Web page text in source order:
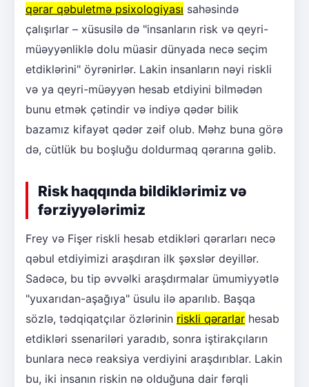
qərar qəbuletmə psixologiyası sahəsində
çalışırlar – xüsusilə də "insanların risk və qeyri-
müəyyənliklə dolu müasir dünyada necə seçim
etdiklərini" öyrənirlər. Lakin insanların nəyi riskli
və ya qeyri-müəyyən hesab etdiyini bilmədən
bunu etmək çətindir və indiyə qədər bilik
bazamız kifayət qədər zəif olub. Məhz buna görə
də, cütlük bu boşluğu doldurmaq qərarına gəlib.
Risk haqqında bildiklərimiz və
fərziyyələrimiz
Frey və Fişer riskli hesab etdikləri qərarları necə
qəbul etdiyimizi araşdıran ilk şəxslər deyillər.
Sadəcə, bu tip əvvəlki araşdırmalar ümumiyyətlə
"yuxarıdan-aşağıya" üsulu ilə aparılıb. Başqa
sözlə, tədqiqatçılar özlərinin riskli qərarlar hesab
etdikləri ssenariləri yaradıb, sonra iştirakçıların
bunlara necə reaksiya verdiyini araşdırıblar. Lakin
bu, iki insanın riskin nə olduğuna dair fərqli